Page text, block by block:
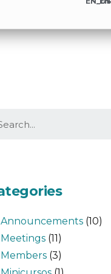
Announcements(10)
Meetings(11)
Members(3)